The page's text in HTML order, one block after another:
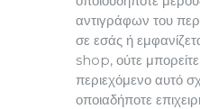
αντιγράφων του
σε εσάς ή
shop, ούτε μπορείτε
περιεχόμενο αυτό
οποιαδήποτε